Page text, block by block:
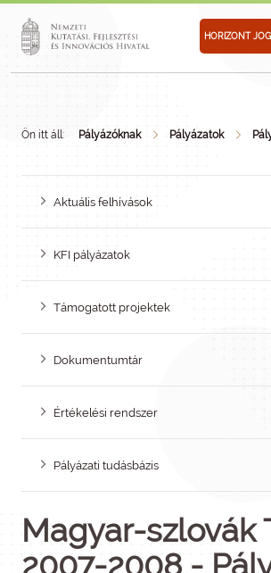
HORIZONT
Ön itt áll: Pályázóknak Pályázatok
Aktuális felhívások
KFI pályázatok
Támogatott projektek
Dokumentumtár
Értékelési rendszer
Pályázati tudásbázis
Magyar-szlovák